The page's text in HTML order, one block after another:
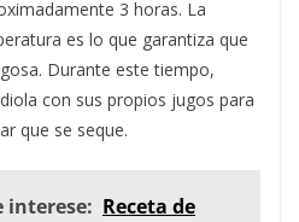
3 horas. La
es lo que garantiza que
Durante este tiempo,
con sus propios jugos para
que se seque.
interese: Receta de